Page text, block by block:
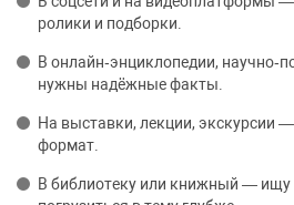
ролики и подборки.
В онлайн‑энциклопедии,
нужны надёжные факты.
На выставки, лекции, экскурсии
формат.
В библиотеку или книжный — ищу